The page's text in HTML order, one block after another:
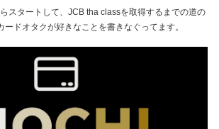
スタートして、JCB tha classを取得するまでの道の
ードオタクが好きなことを書きなぐってます。